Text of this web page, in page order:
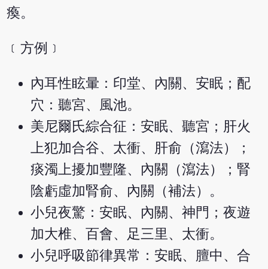
瘓。
﹝方例﹞
內耳性眩暈：印堂、內關、安眠；配
穴：聽宮、風池。
美尼爾氏綜合征：安眠、聽宮；肝火
上犯加合谷、太衝、肝俞（瀉法）；
痰濁上擾加豐隆、內關（瀉法）；腎
陰虧虛加腎俞、內關（補法）。
小兒夜驚：安眠、內關、神門；夜遊
加大椎、百會、足三里、太衝。
小兒呼吸節律異常：安眠、膻中、合